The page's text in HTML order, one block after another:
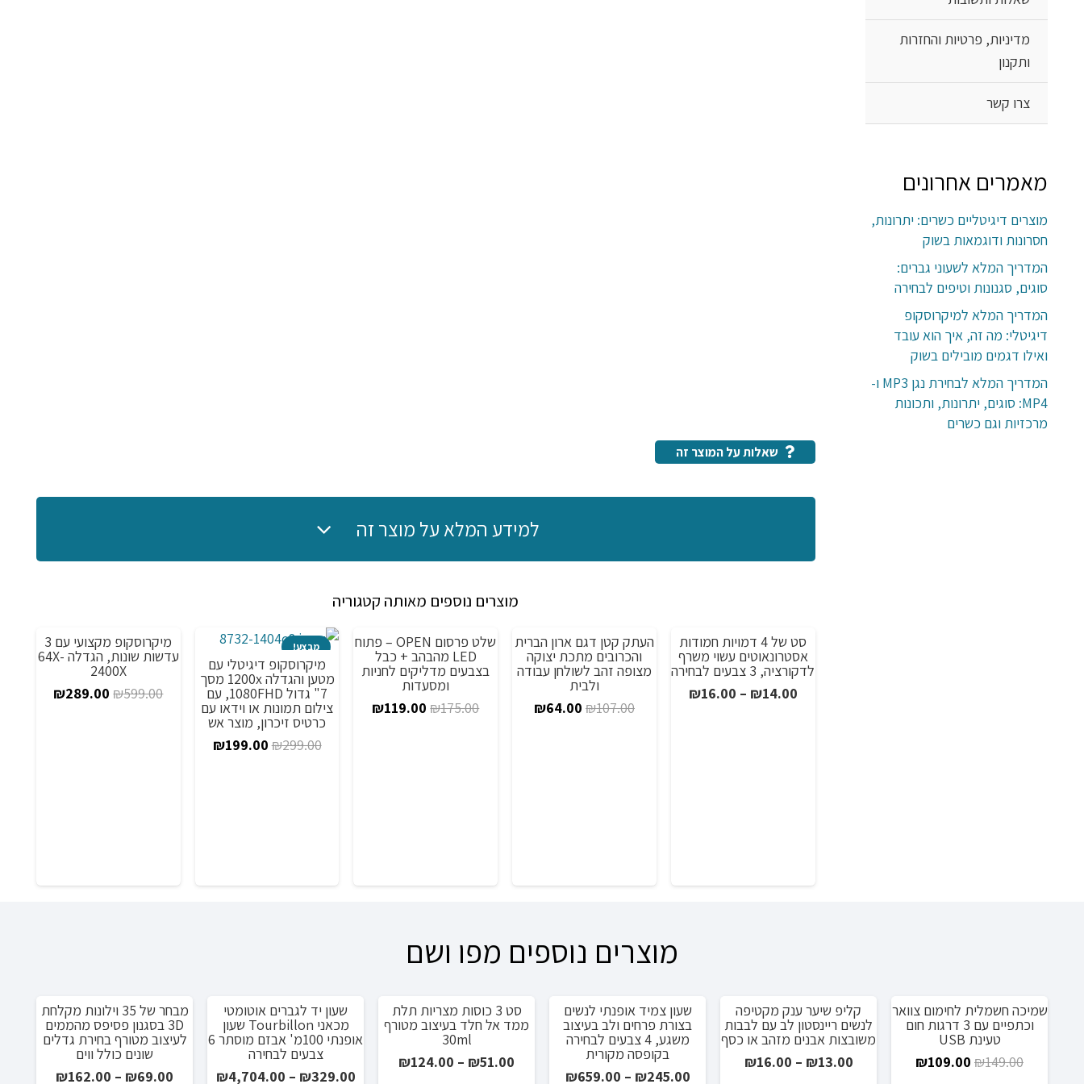
שאלות על המוצר זה
למידע המלא על מוצר זה
מוצרים נוספים מאותה קטגוריה
מבצע! סט של 4 דמויות חמודות
אסטרונאוטים עשוי משרף
לדקורציה, 3 צבעים לבחירה
₪14.00
–
₪16.00
מבצע!
העתק קטן דגם ארון הברית
והכרובים מתכת יצוקה
מצופה זהב לשולחן עבודה
ולבית
₪107.00
המחיר₪64.00
המחיר
מבצע! שלט פרסום OPEN – פתוח
LED מהבהב + כבל
בצבעים מדליקים לחניות
ומסעדות
₪175.00
המחיר ₪119.00
המחיר
מבצע!
מיקרוסקופ דיגיטלי עם
מטען והגדלה 1200x מסך
7" גדול 1080FHD, עם
צילום תמונות או וידאו עם
כרטיס זיכרון, מוצר אש
₪299.00
המחיר ₪199.00
מבצע! מיקרוסקופ מקצועי עם 3
עדשות שונות, הגדלה 64X-
2400X
₪599.00
המחיר ₪289.00
המחיר
מדיניות, פרטיות והחזרות
ותקנון
צרו קשר
מאמרים אחרונים
מוצרים דיגיטליים כשרים: יתרונות,
חסרונות ודוגמאות בשוק
המדריך המלא לשעוני גברים:
סוגים, סגנונות וטיפים לבחירה
המדריך המלא למיקרוסקופ
דיגיטלי: מה זה, איך הוא עובד
ואילו דגמים מובילים בשוק
המדריך המלא לבחירת נגן MP3 ו-
MP4: סוגים, יתרונות, ותכונות
מרכזיות וגם כשרים
מוצרים נוספים מפו ושם
מבצע!
שמיכה חשמלית לחימום צוואר
וכתפיים עם 3 דרגות חום
טעינת USB
₪149.00
המחיר ₪109.00
מבצע!
קליפ שיער ענק מקטיפה
לנשים ריינסטון לב עם לבבות
משובצות אבנים מזהב או כסף
₪13.00
–
₪16.00
מבצע!
שעון צמיד אופנתי לנשים
בצורת פרחים ולב בעיצוב
משגע, 4 צבעים לבחירה
בקופסה מקורית
₪245.00
–
₪659.00
מבצע!סט 3 כוסות מצריות תלת
ממד אל חלד בעיצוב מטורף
30ml
₪51.00
–
₪124.00
מבצע!
שעון יד לגברים אוטומטי
מכאני Tourbillon שעון
אופנתי 100מ' אבזם מוסתר 6
צבעים לבחירה
₪329.00
–
₪4,704.00
מבחר של 35 וילונות מקלחת
3D בסגנון פסיפס מהממים
לעיצוב מטורף בחירת גדלים
שונים כולל ווים
₪69.00
–
₪162.00